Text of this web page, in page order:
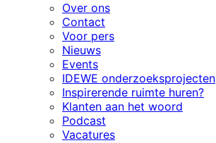
Over ons
Contact
Voor pers
Nieuws
Events
IDEWE onderzoeksprojecten
Inspirerende ruimte huren?
Klanten aan het woord
Podcast
Vacatures